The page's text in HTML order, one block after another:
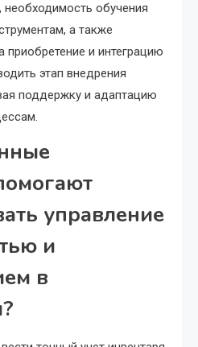
обучения
а также
и интеграцию
этап внедрения
поддержку и адаптацию
управление
и
в